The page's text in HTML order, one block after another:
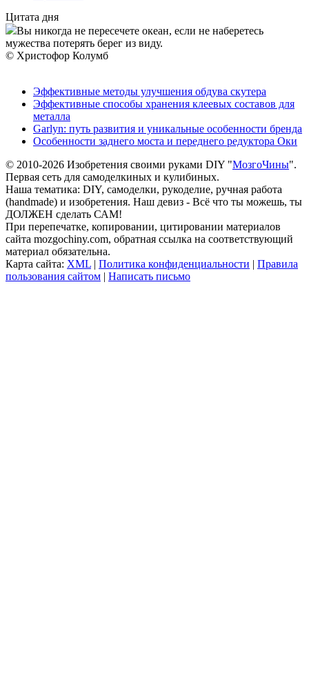
Цитата дня
Вы никогда не пересечете океан, если не наберетесь
мужества потерять берег из виду.
© Христофор Колумб
Эффективные методы улучшения обдува скутера
Эффективные способы хранения клеевых составов для
металла
Garlyn: путь развития и уникальные особенности бренда
Особенности заднего моста и переднего редуктора Оки
© 2010-2026 Изобретения своими руками DIY "МозгоЧины".
Первая сеть для самоделкиных и кулибиных.
Наша тематика: DIY, самоделки, рукоделие, ручная работа
(handmade) и изобретения. Наш девиз - Всё что ты можешь, ты
ДОЛЖЕН сделать САМ!
При перепечатке, копировании, цитировании материалов
сайта mozgochiny.com, обратная ссылка на соответствующий
материал обязательна.
Карта сайта: XML | Политика конфиденциальности | Правила
пользования сайтом | Написать письмо